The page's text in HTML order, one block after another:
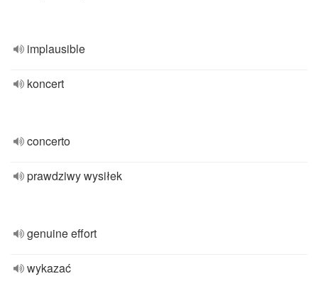
implausible
koncert
concerto
prawdziwy wysiłek
genuine effort
wykazać